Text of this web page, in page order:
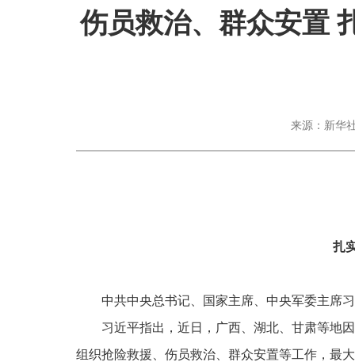
伤员救治、群众安置
来源：新华
扎
中共中央总书记、国家主席、中央军委主席
习近平指出，近日，广西、湖北、甘肃等地
组织抢险救援、伤员救治、群众安置等工作，最